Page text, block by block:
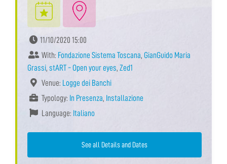
11/10/2020 15:00
With: Fondazione Sistema Toscana, GianGuido Maria
Grassi, stART - Open your eyes, Zed1
Venue: Logge dei Banchi
Typology: In Presenza, Installazione
Language: Italiano
See all Details and Dates